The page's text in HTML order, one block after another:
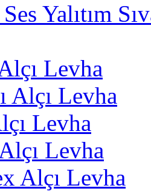
Yalıtım
Levha
Alçı Levha
Levha
Levha
Alçı Levha